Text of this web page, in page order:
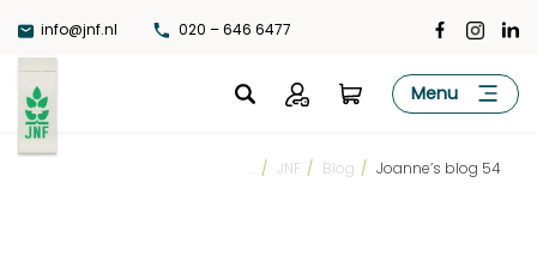
naar
de
inhoud
info@jnf.nl 020 – 646 6477
JNF Menu
/ JNF / Blog / Joanne’s blog 54